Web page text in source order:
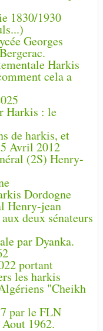
1830/1930
Georges
Harkis
cela a
Harkis : le
de harkis, et
Avril 2012
(2S) Henry-
Dordogne
Henry-jean
deux sénateurs
par Dyanka.
portant
les harkis
"Cheikh
par le FLN
1962.